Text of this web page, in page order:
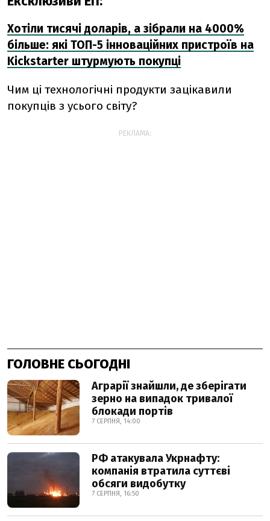
Хотіли тисячі доларів, а зібрали на 4000%
більше: які ТОП-5 інноваційних пристроїв на
Kickstarter штурмують покупці
Чим ці технологічні продукти зацікавили
покупців з усього світу?
РЕКЛАМА:
ГОЛОВНЕ СЬОГОДНІ
Аграрії знайшли, де зберігати
зерно на випадок тривалої
блокади портів
7 СЕРПНЯ, 14:00
РФ атакувала Укрнафту:
компанія втратила суттєві
обсяги видобутку
7 СЕРПНЯ, 16:50